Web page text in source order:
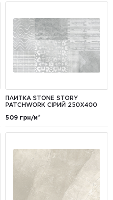
ПЛИТКА STONE STORY
PATCHWORK СІРИЙ 250X400
509 грн/м²